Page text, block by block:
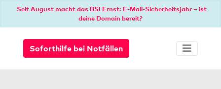
Seit August macht das BSI Ernst: E-Mail-Sicherheitsjahr – ist
deine Domain bereit?
Soforthilfe bei Notfällen